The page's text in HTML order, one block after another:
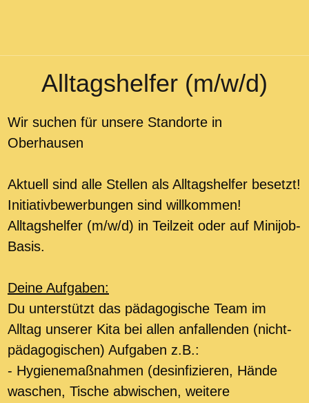
Alltagshelfer (m/w/d)
Wir suchen für unsere Standorte in
Oberhausen
Aktuell sind alle Stellen als Alltagshelfer besetzt!
Initiativbewerbungen sind willkommen!
Alltagshelfer (m/w/d) in Teilzeit oder auf Minijob-
Basis.
Deine Aufgaben:
Du unterstützt das pädagogische Team im
Alltag unserer Kita bei allen anfallenden (nicht-
pädagogischen) Aufgaben z.B.:
- Hygienemaßnahmen (desinfizieren, Hände
waschen, Tische abwischen, weitere